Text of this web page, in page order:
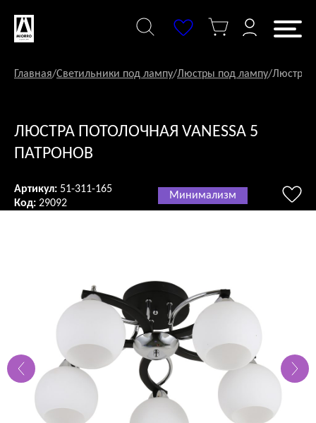
содержанию
Главная/Светильники под лампу/Люстры под лампу/Люстра
ЛЮСТРА ПОТОЛОЧНАЯ VANESSA 5
ПАТРОНОВ
Артикул: 51-311-165
Код: 29092
Минимализм